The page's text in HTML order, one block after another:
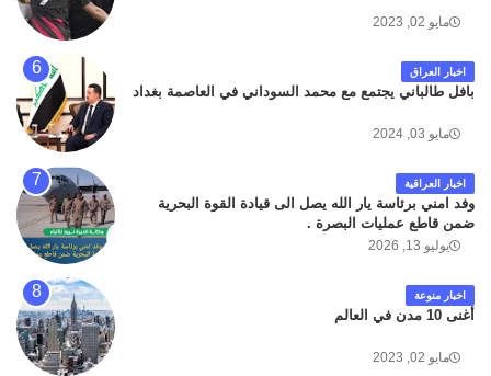
مايو 02, 2023
اخبار العراق
بافل طالباني يجتمع مع محمد السوداني في العاصمة بغداد
مايو 03, 2024
اخبار العراقية
وفد امني برئاسة يار الله يصل الى قيادة القوة البحرية
ضمن قاطع عمليات البصرة .
يوليو 13, 2026
اخبار منوعة
أغنى 10 مدن في العالم
مايو 02, 2023